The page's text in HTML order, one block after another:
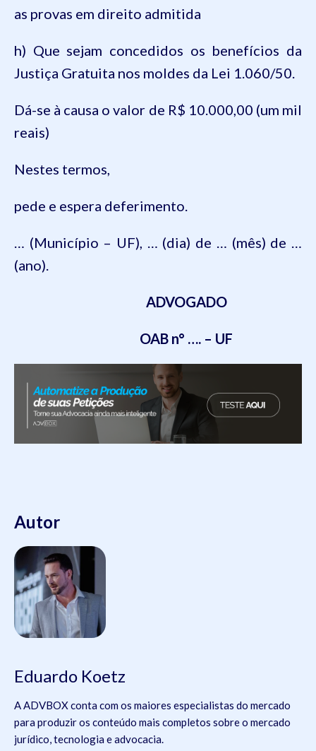
as provas em direito admitida
h) Que sejam concedidos os benefícios da
Justiça Gratuita nos moldes da Lei 1.060/50.
Dá-se à causa o valor de R$ 10.000,00 (um mil
reais)
Nestes termos,
pede e espera deferimento.
… (Município – UF), … (dia) de … (mês) de …
(ano).
ADVOGADO
OAB n° …. – UF
Autor
Eduardo Koetz
A ADVBOX conta com os maiores especialistas do mercado
para produzir os conteúdo mais completos sobre o mercado
jurídico, tecnologia e advocacia.